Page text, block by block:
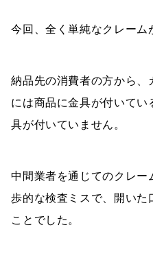
今回、全く単純なクレーム
納品先の消費者の方から
には商品に金具が付いて
具が付いていません。
中間業者を通じてのクレー
歩的な検査ミスで、開い
ことでした。